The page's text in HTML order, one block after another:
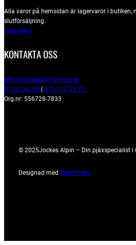
Alla varor på hemsidan är lagervaror i butiken,
slutförsäljning.
Köpvillkor
KONTAKTA OSS
info@jockesalpinservice.se
0142-142 89 | 073-517 34 75
Org.nr: 556728-7833
© 2025Jockes Alpin – Din pjäxspecialist i
Designad med WordPress